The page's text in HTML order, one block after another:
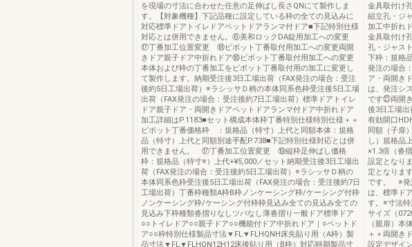
を現場の寸法に合わせた任意の足伸ばし長さQNにて製作しま
す。【対象機種】下記品種に設定している枠の全ての見込みに
対応標準ドアトイレドアペットドアランマ付ドア■下記特別仕様
対応とは併用できません。⑥美和ロックDA錠用加工への変更
⑰丁番加工位置変更 ⑱ピボット丁番取付用加工への変更両開
きドア親子ドア中折れドア⑱ピボット丁番取付用加工への変更
本体および枠の丁番加工をピボット丁番取付用の加工に変更し
て製作します。納期受注後3日工場出荷（FAX発注の場合：受注
後約5日工場出荷）※ラシッサＤ柄の本体同系色枠受注後5日工場
出荷（FAX発注の場合：受注後約7日工場出荷）標準ドアトイレ
ドア親子ドア・両開きドアペットドアランマ付ドア中折れドア
加工詳細はP.1183■セット構成本体枠丁番特別仕様特別仕様＋＋
ピボット丁番価格枠 ：規格品（特寸）上代と同額本体：規格
品（特寸）上代と同額別途手配P.738■下記特別仕様対応とは併
用できません。 ⑰丁番加工位置変更 ⑲縦枠足伸ばし価格
枠：規格品（特寸※）上代+¥5,000／セット納期受注後3日工場出
荷（FAX発注の場合：受注後約5日工場出荷）※ラシッサＤ柄の
本体同系色枠受注後5日工場出荷（FAX発注の場合：受注後約7日
工場出荷）丁番枠種類A枠B枠ノンケーシング枠/ケーシング付枠
ノンケーシング枠/ケーシング付枠枠見込み全ての見込み全ての
見込み下枠種類沓摺りなしツバなし薄沓摺り一般ドア標準ドア
○○トイレドア○○親子ドア○○機能付ドア中折れドア｜○ペットド
ア○○枠特別仕様製品寸法▼FL▼FLHQNH床先貼り用（A枠）製
品寸法▼FL▼FLHQN12H12床後貼り用（B枠）対応時期製品寸
金具取付け
組立孔・ジ
加工中折れ
金具取付け
孔・ジャス
下枠：規格
発注の場合
ア・両開き
は、発注シ
です㉑両開
後3日工場出
有効開口
同額（子扉
し）規格品
×1.3倍（沓
設定となり
定となりま
です。 ※発
は、標準ド
す。※寸法
サイズ（
（親扉）
＋＋両開き
設定デザイ